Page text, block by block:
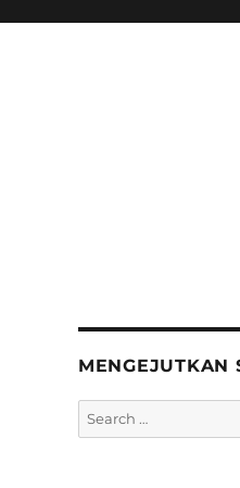
MENGEJUTKAN
Search
for: